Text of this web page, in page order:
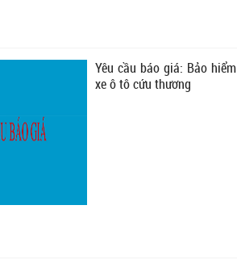
Yêu cầu báo giá: Bảo hiểm
xe ô tô cứu thương